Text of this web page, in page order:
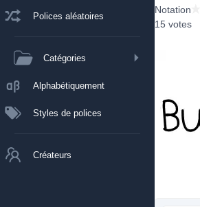
Polices aléatoires
Catégories
Alphabétiquement
Styles de polices
Créateurs
Notation
15 votes